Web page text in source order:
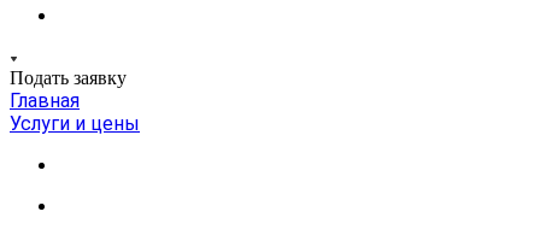
Подать заявку
Главная
Услуги и цены